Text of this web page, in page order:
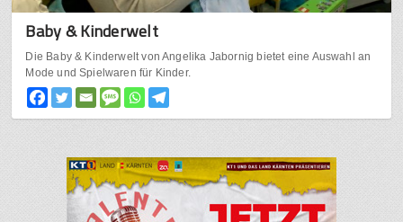
Baby & Kinderwelt
Die Baby & Kinderwelt von Angelika Jabornig bietet eine Auswahl an
Mode und Spielwaren für Kinder.